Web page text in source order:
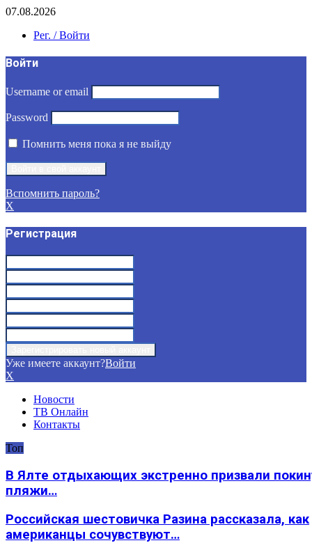
07.08.2026
Рег. / Войти
Войти
Username or email
Password
Помнить меня пока я не выйду
Вспомнить пароль?
X
Регистрация
Уже имеете аккаунт?Войти
X
Новости
ТВ Онлайн
Контакты
Топ
В Ялте отдыхающих экстренно призвали
пляжи…
Российская шестовичка Разина рассказала, как
американцы сочувствуют…